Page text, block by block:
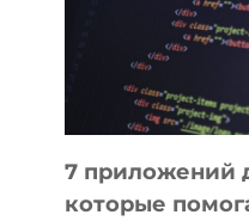
7 приложений
которые